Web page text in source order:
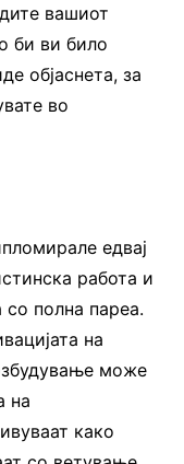
вашиот
би ви било
објаснета, за
во
едвај
работа и
со полна пареа.
на
може
на
како